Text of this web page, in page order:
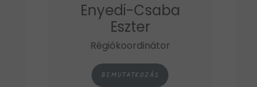
Enyedi-Csaba
Eszter
Régiókoordinátor
BEMUTATKOZÁS